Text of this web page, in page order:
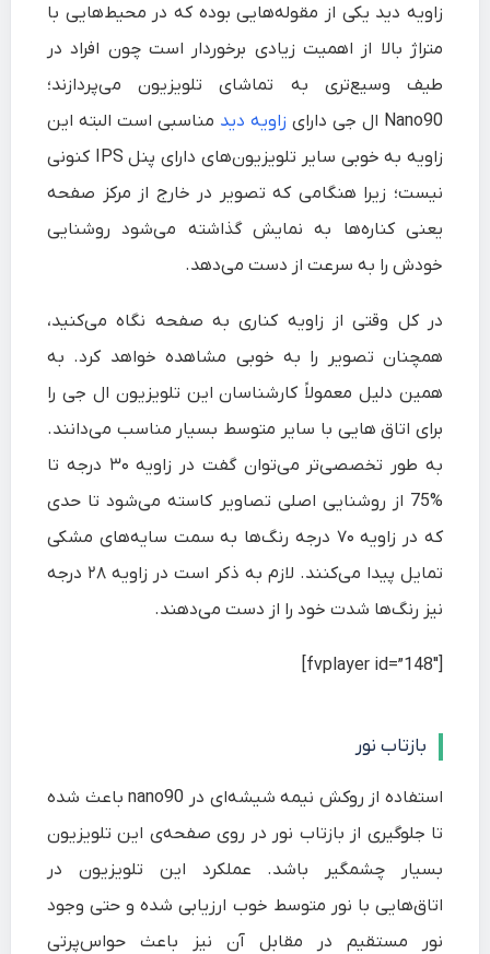
زاویه دید یکی از مقوله‌هایی بوده که در محیط‌هایی با
متراژ بالا از اهمیت زیادی برخوردار است چون افراد در
طیف وسیع‌تری به تماشای تلویزیون می‌پردازند؛
Nano90 ال جی دارای
زاویه دید مناسبی است البته این
زاویه به خوبی سایر تلویزیون‌های دارای پنل IPS کنونی
نیست؛ زیرا هنگامی که تصویر در خارج از مرکز صفحه
یعنی کناره‌ها به نمایش گذاشته می‌شود روشنایی
خودش را به سرعت از دست می‌دهد.
در کل وقتی از زاویه کناری به صفحه نگاه می‌کنید،
همچنان تصویر را به خوبی مشاهده خواهد کرد. به
همین دلیل معمولاً کارشناسان این تلویزیون ال جی را
برای اتاق ‌هایی با سایر متوسط بسیار مناسب می‌دانند.
به طور تخصصی‌تر می‌توان گفت در زاویه ۳۰ درجه تا
%75 از روشنایی اصلی تصاویر کاسته می‌شود تا حدی
که در زاویه ۷۰ درجه رنگ‌ها به سمت سایه‌های مشکی
تمایل پیدا می‌کنند. لازم به ذکر است در زاویه ۲۸ درجه
نیز رنگ‌ها شدت خود را از دست می‌دهند.
بازتاب نور
استفاده از روکش نیمه شیشه‌ای در nano90 باعث شده
تا جلوگیری از بازتاب نور در روی صفحه‌ی این تلویزیون
بسیار چشمگیر باشد. عملکرد این تلویزیون در
اتاق‌هایی با نور متوسط خوب ارزیابی شده و حتی وجود
نور مستقیم در مقابل آن نیز باعث حواس‌پرتی